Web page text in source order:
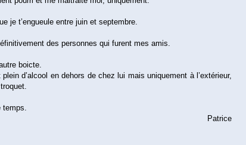
je t’engueule entre juin et septembre.
des personnes qui furent mes amis.
boicte.
d’alcool en dehors de chez lui mais uniquement à l’extérieur,
Patrice